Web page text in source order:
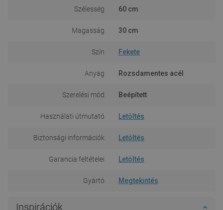
Szélesség 60 cm
Magasság 30 cm
Szín Fekete
Anyag Rozsdamentes acél
Szerelési mód Beépített
Használati útmutató Letöltés
Biztonsági információk Letöltés
Garancia feltételei Letöltés
Gyártó Megtekintés
Inspirációk